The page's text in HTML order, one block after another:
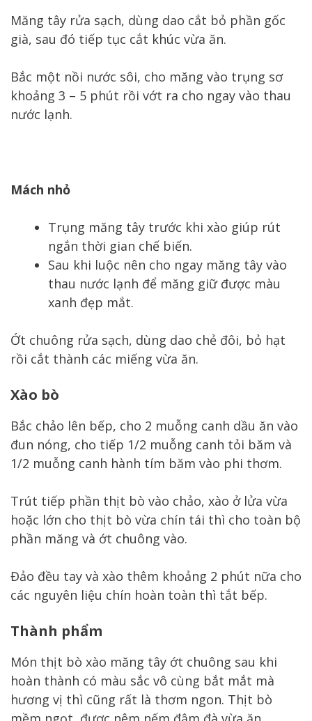
Măng tây rửa sạch, dùng dao cắt bỏ phần gốc
già, sau đó tiếp tục cắt khúc vừa ăn.
Bắc một nồi nước sôi, cho măng vào trụng sơ
khoảng 3 – 5 phút rồi vớt ra cho ngay vào thau
nước lạnh.
Mách nhỏ
Trụng măng tây trước khi xào giúp rút
ngắn thời gian chế biến.
Sau khi luộc nên cho ngay măng tây vào
thau nước lạnh để măng giữ được màu
xanh đẹp mắt.
Ớt chuông rửa sạch, dùng dao chẻ đôi, bỏ hạt
rồi cắt thành các miếng vừa ăn.
Xào bò
Bắc chảo lên bếp, cho 2 muỗng canh dầu ăn vào
đun nóng, cho tiếp 1/2 muỗng canh tỏi băm và
1/2 muỗng canh hành tím băm vào phi thơm.
Trút tiếp phần thịt bò vào chảo, xào ở lửa vừa
hoặc lớn cho thịt bò vừa chín tái thì cho toàn bộ
phần măng và ớt chuông vào.
Đảo đều tay và xào thêm khoảng 2 phút nữa cho
các nguyên liệu chín hoàn toàn thì tắt bếp.
Thành phẩm
Món thịt bò xào măng tây ớt chuông sau khi
hoàn thành có màu sắc vô cùng bắt mắt mà
hương vị thì cũng rất là thơm ngon. Thịt bò